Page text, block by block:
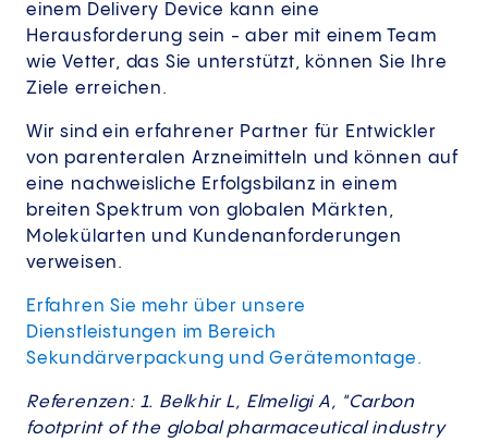
einem Delivery Device kann eine
Herausforderung sein - aber mit einem Team
wie Vetter, das Sie unterstützt, können Sie Ihre
Ziele erreichen.
Wir sind ein erfahrener Partner für Entwickler
von parenteralen Arzneimitteln und können auf
eine nachweisliche Erfolgsbilanz in einem
breiten Spektrum von globalen Märkten,
Molekülarten und Kundenanforderungen
verweisen.
Erfahren Sie mehr über unsere
Dienstleistungen im Bereich
Sekundärverpackung und Gerätemontage.
Referenzen: 1. Belkhir L, Elmeligi A, "Carbon
footprint of the global pharmaceutical industry